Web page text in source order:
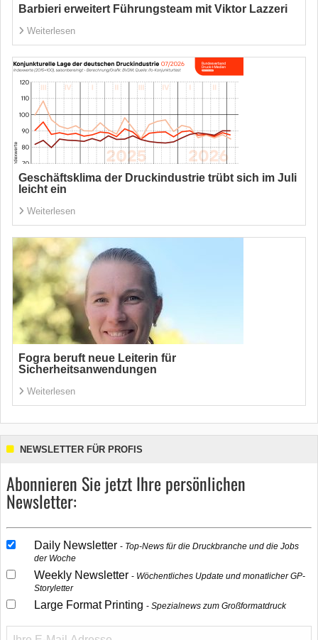
Barbieri erweitert Führungsteam mit Viktor Lazzeri
Weiterlesen
Geschäftsklima der Druckindustrie trübt sich im Juli
leicht ein
Weiterlesen
Fogra beruft neue Leiterin für
Sicherheitsanwendungen
Weiterlesen
NEWSLETTER FÜR PROFIS
Abonnieren Sie jetzt Ihre persönlichen
Newsletter:
Daily Newsletter
Top-News für die Druckbranche und die Jobs
der Woche
Weekly Newsletter
Wöchentliches Update und monatlicher GP-
Storyletter
Large Format Printing Spezialnews zum Großformatdruck